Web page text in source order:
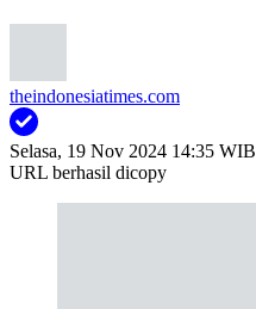
theindonesiatimes.com
Selasa, 19 Nov 2024 14:35 WIB
URL berhasil dicopy